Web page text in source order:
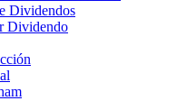
Dividendos
Dividendo